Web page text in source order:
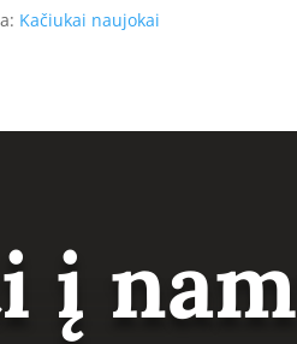
Kačiukai naujokai
į